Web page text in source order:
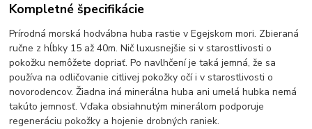
Kompletné špecifikácie
Prírodná morská hodvábna huba rastie v Egejskom mori. Zbieraná
ručne z hĺbky 15 až 40m. Nič luxusnejšie si v starostlivosti o
pokožku nemôžete dopriať. Po navlhčení je taká jemná, že sa
používa na odličovanie citlivej pokožky očí i v starostlivosti o
novorodencov. Žiadna iná minerálna huba ani umelá hubka nemá
takúto jemnosť. Vďaka obsiahnutým minerálom podporuje
regeneráciu pokožky a hojenie drobných raniek.